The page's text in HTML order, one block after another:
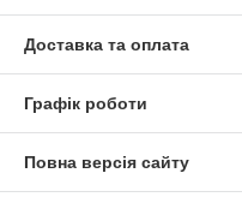
Доставка та оплата
Графік роботи
Повна версія сайту